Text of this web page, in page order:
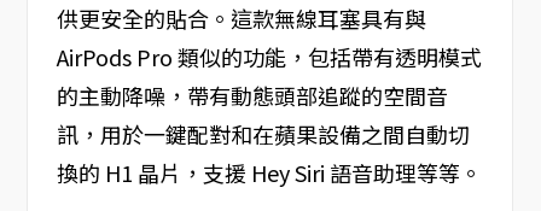
供更安全的貼合。這款無線耳塞具有與
AirPods Pro 類似的功能，包括帶有透明模式
的主動降噪，帶有動態頭部追蹤的空間音
訊，用於一鍵配對和在蘋果設備之間自動切
換的 H1 晶片，支援 Hey Siri 語音助理等等。